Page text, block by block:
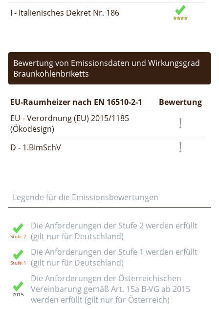
I - Italienisches Dekret Nr. 186
Bewertung von Emissionsdaten und Wirkungsgrad
Braunkohlenbriketts
EU-Raumheizer nach EN 16510-2-1
Bewertung
EU - Verordnung (EU) 2015/1185
(Ökodesign)
D - 1.BImSchV
Legende für die Emissionsbewertungen
Die Anforderungen der Stufe 2 werden erfüllt
(gilt nur für Deutschland)
Die Anforderungen der Stufe 1 werden erfüllt
(gilt nur für Deutschland)
Die Anforderungen der Österreichischen
Vereinbarung gemäß Art. 15a B-VG ab 2015
werden erfüllt (gilt nur für Österreich)